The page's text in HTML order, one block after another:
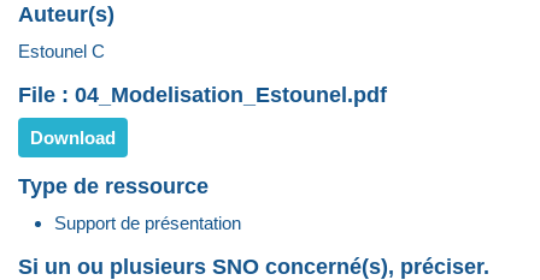
Auteur(s)
Estounel C
File : 04_Modelisation_Estounel.pdf
Download
Type de ressource
Support de présentation
Si un ou plusieurs SNO concerné(s), préciser.